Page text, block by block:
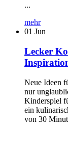
...
mehr
01 Jun
Lecker
Neue Ideen
nur
Kinderspiel
ein
von 30